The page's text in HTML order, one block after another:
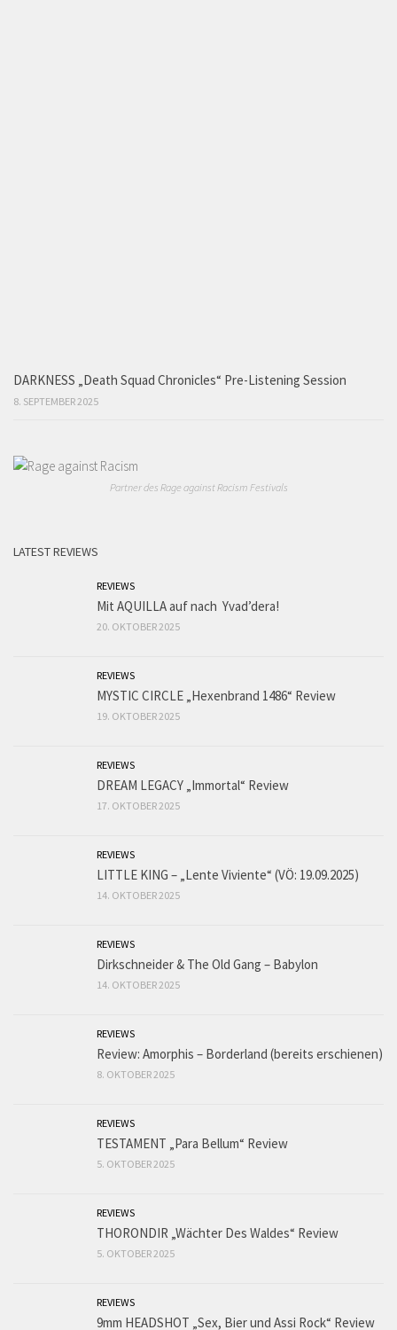
DARKNESS „Death Squad Chronicles“ Pre-Listening Session
8. SEPTEMBER 2025
Partner des Rage against Racism Festivals
LATEST REVIEWS
REVIEWS
Mit AQUILLA auf nach Yvad’dera!
20. OKTOBER 2025
REVIEWS
MYSTIC CIRCLE „Hexenbrand 1486“ Review
19. OKTOBER 2025
REVIEWS
DREAM LEGACY „Immortal“ Review
17. OKTOBER 2025
REVIEWS
LITTLE KING – „Lente Viviente“ (VÖ: 19.09.2025)
14. OKTOBER 2025
REVIEWS
Dirkschneider & The Old Gang – Babylon
14. OKTOBER 2025
REVIEWS
Review: Amorphis – Borderland (bereits erschienen)
8. OKTOBER 2025
REVIEWS
TESTAMENT „Para Bellum“ Review
5. OKTOBER 2025
REVIEWS
THORONDIR „Wächter Des Waldes“ Review
5. OKTOBER 2025
REVIEWS
9mm HEADSHOT „Sex, Bier und Assi Rock“ Review